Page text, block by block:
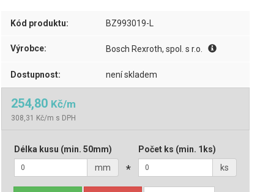
Kód produktu: BZ993019-L
Výrobce: Bosch Rexroth, spol. s r.o.
Dostupnost: není skladem
254,80 Kč/m
308,31 Kč/m s DPH
Délka kusu (min. 50mm)
mm
*
Počet ks (min. 1ks)
ks